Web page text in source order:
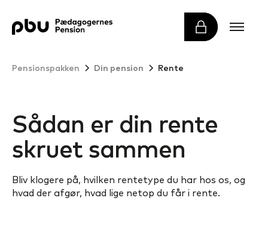
Pensionspakken Din pension Rente
Sådan er din rente
skruet sammen
Bliv klogere på, hvilken rentetype du har hos os, og
hvad der afgør, hvad lige netop du får i rente.